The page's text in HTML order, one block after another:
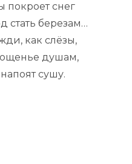
покроет снег
стать березам…
как слёзы,
душам,
сушу.